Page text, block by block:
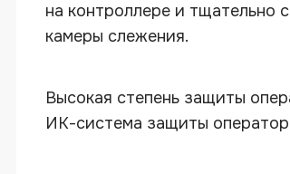
на контроллере и тщательно
камеры слежения.
Высокая степень защиты
ИК-система защиты